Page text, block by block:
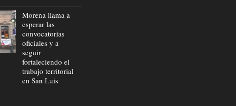
Morena llama a
esperar las
convocatorias
oficiales y a
seguir
fortaleciendo el
trabajo territorial
en San Luis